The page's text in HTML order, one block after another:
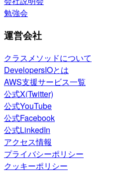
勉強会
運営会社
クラスメソッドについて
DevelopersIOとは
AWS支援サービス一覧
公式X(Twitter)
公式YouTube
公式Facebook
公式LinkedIn
アクセス情報
プライバシーポリシー
クッキーポリシー